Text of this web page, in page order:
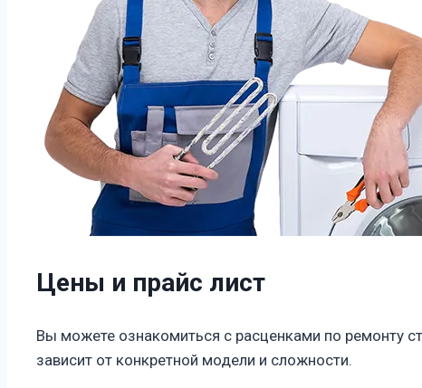
Цены и прайс лист
Вы можете ознакомиться с расценками по ремонту
зависит от конкретной модели и сложности.